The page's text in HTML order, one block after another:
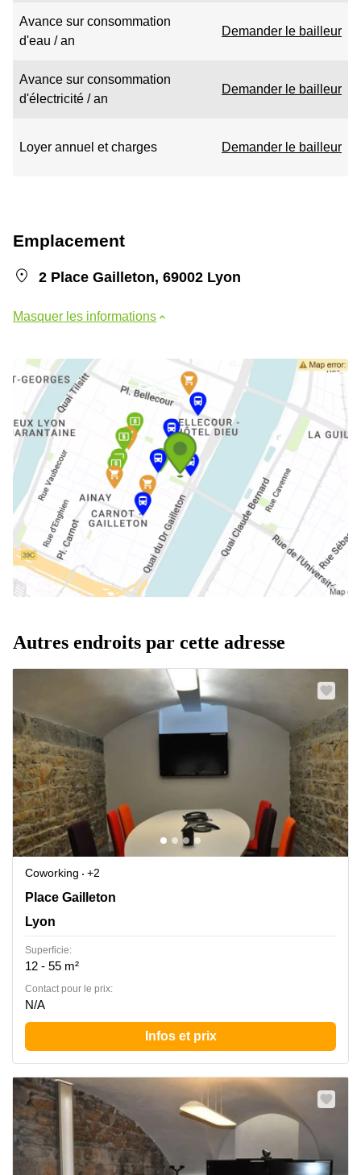
Avance sur consommation
d'eau / an
Demander le bailleur
Avance sur consommation
d'électricité / an
Demander le bailleur
Loyer annuel et charges Demander le bailleur
Emplacement
2 Place Gailleton, 69002 Lyon
Masquer les informations
Autres endroits par cette adresse
Coworking
+2
2 Place Gailleton, Lyon
Place Gailleton
Lyon
Superficie:
12 - 55 m²
Contact pour le prix:
N/A
Infos et prix